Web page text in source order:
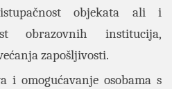
objekata ali i
obrazovnih institucija,
zapošljivosti.
i omogućavanje osobama s